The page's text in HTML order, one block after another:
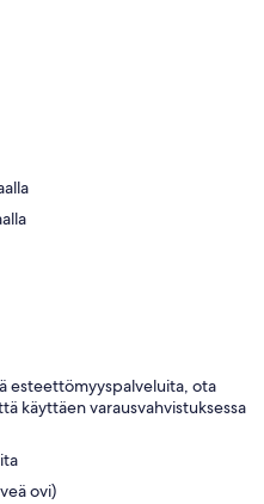
esteettömyyspalveluita, ota
käyttäen varausvahvistuksessa
ovi)